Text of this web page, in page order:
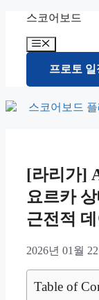
content
스코어보드
Menu
프로토 일
[라리가]
요르카
근전적
2026년 01월
Table of